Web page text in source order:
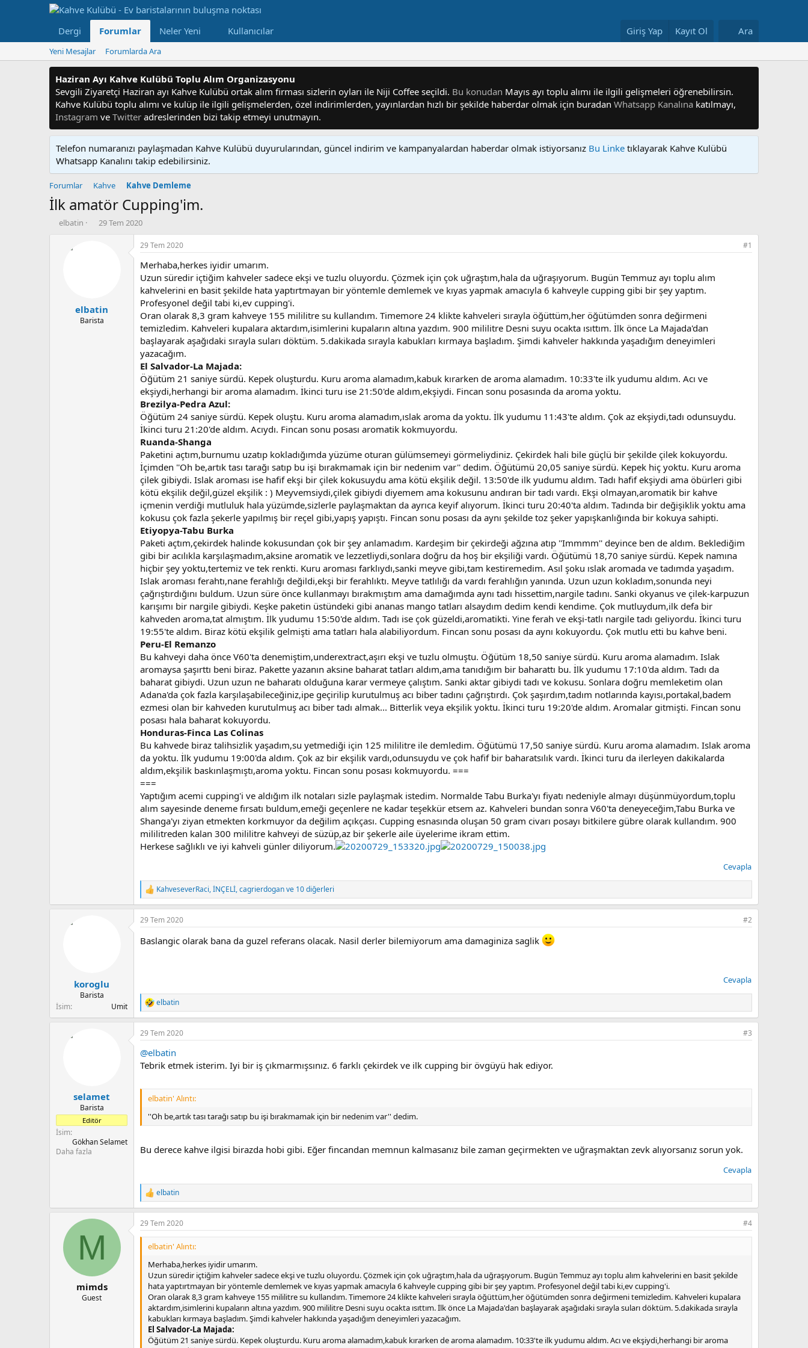
Dergi Forumlar Neler Yeni Kullanıcılar Giriş Yap Kayıt Ol Ara
Yeni Mesajlar Forumlarda Ara
Haziran Ayı Kahve Kulübü Toplu Alım Organizasyonu
Sevgili Ziyaretçi Haziran ayı Kahve Kulübü ortak alım firması sizlerin oyları ile Niji Coffee seçildi. Bu konudan Mayıs ayı toplu alımı ile ilgili gelişmeleri öğrenebilirsin.
Kahve Kulübü toplu alımı ve kulüp ile ilgili gelişmelerden, özel indirimlerden, yayınlardan hızlı bir şekilde haberdar olmak için buradan Whatsapp Kanalına katılmayı,
Instagram ve Twitter adreslerinden bizi takip etmeyi unutmayın.
Telefon numaranızı paylaşmadan Kahve Kulübü duyurularından, güncel indirim ve kampanyalardan haberdar olmak istiyorsanız Bu Linke tıklayarak Kahve Kulübü
Whatsapp Kanalını takip edebilirsiniz.
Forumlar Kahve Kahve Demleme
İlk amatör Cupping'im.
K
elbatin
B
ç
t
29 Tem 2020
elbatin
Barista
29 Tem 2020 #1
Merhaba,herkes iyidir umarım.
Uzun süredir içtiğim kahveler sadece ekşi ve tuzlu oluyordu. Çözmek için çok uğraştım,hala da uğraşıyorum. Bugün Temmuz ayı toplu alım
kahvelerini en basit şekilde hata yaptırtmayan bir yöntemle demlemek ve kıyas yapmak amacıyla 6 kahveyle cupping gibi bir şey yaptım.
Profesyonel değil tabi ki,ev cupping'i.
Oran olarak 8,3 gram kahveye 155 mililitre su kullandım. Timemore 24 klikte kahveleri sırayla öğüttüm,her öğütümden sonra değirmeni
temizledim. Kahveleri kupalara aktardım,isimlerini kupaların altına yazdım. 900 mililitre Desni suyu ocakta ısıttım. İlk önce La Majada'dan
başlayarak aşağıdaki sırayla suları döktüm. 5.dakikada sırayla kabukları kırmaya başladım. Şimdi kahveler hakkında yaşadığım deneyimleri
yazacağım.
El Salvador-La Majada:
Öğütüm 21 saniye sürdü. Kepek oluşturdu. Kuru aroma alamadım,kabuk kırarken de aroma alamadım. 10:33'te ilk yudumu aldım. Acı ve
ekşiydi,herhangi bir aroma alamadım. İkinci turu ise 21:50'de aldım,ekşiydi. Fincan sonu posasında da aroma yoktu.
Brezilya-Pedra Azul:
Öğütüm 24 saniye sürdü. Kepek oluştu. Kuru aroma alamadım,ıslak aroma da yoktu. İlk yudumu 11:43'te aldım. Çok az ekşiydi,tadı odunsuydu.
İkinci turu 21:20'de aldım. Acıydı. Fincan sonu posası aromatik kokmuyordu.
Ruanda-Shanga
Paketini açtım,burnumu uzatıp kokladığımda yüzüme oturan gülümsemeyi görmeliydiniz. Çekirdek hali bile güçlü bir şekilde çilek kokuyordu.
İçimden ''Oh be,artık tası tarağı satıp bu işi bırakmamak için bir nedenim var'' dedim. Öğütümü 20,05 saniye sürdü. Kepek hiç yoktu. Kuru aroma
çilek gibiydi. Islak aroması ise hafif ekşi bir çilek kokusuydu ama kötü ekşilik değil. 13:50'de ilk yudumu aldım. Tadı hafif ekşiydi ama öbürleri gibi
kötü ekşilik değil,güzel ekşilik : ) Meyvemsiydi,çilek gibiydi diyemem ama kokusunu andıran bir tadı vardı. Ekşi olmayan,aromatik bir kahve
içmenin verdiği mutluluk hala yüzümde,sizlerle paylaşmaktan da ayrıca keyif alıyorum. İkinci turu 20:40'ta aldım. Tadında bir değişiklik yoktu ama
kokusu çok fazla şekerle yapılmış bir reçel gibi,yapış yapıştı. Fincan sonu posası da aynı şekilde toz şeker yapışkanlığında bir kokuya sahipti.
Etiyopya-Tabu Burka
Paketi açtım,çekirdek halinde kokusundan çok bir şey anlamadım. Kardeşim bir çekirdeği ağzına atıp ''Immmm'' deyince ben de aldım. Beklediğim
gibi bir acılıkla karşılaşmadım,aksine aromatik ve lezzetliydi,sonlara doğru da hoş bir ekşiliği vardı. Öğütümü 18,70 saniye sürdü. Kepek namına
hiçbir şey yoktu,tertemiz ve tek renkti. Kuru aroması farklıydı,sanki meyve gibi,tam kestiremedim. Asıl şoku ıslak aromada ve tadımda yaşadım.
Islak aroması ferahtı,nane ferahlığı değildi,ekşi bir ferahlıktı. Meyve tatlılığı da vardı ferahlığın yanında. Uzun uzun kokladım,sonunda neyi
çağrıştırdığını buldum. Uzun süre önce kullanmayı bırakmıştım ama damağımda aynı tadı hissettim,nargile tadını. Sanki okyanus ve çilek-karpuzun
karışımı bir nargile gibiydi. Keşke paketin üstündeki gibi ananas mango tatları alsaydım dedim kendi kendime. Çok mutluydum,ilk defa bir
kahveden aroma,tat almıştım. İlk yudumu 15:50'de aldım. Tadı ise çok güzeldi,aromatikti. Yine ferah ve ekşi-tatlı nargile tadı geliyordu. İkinci turu
19:55'te aldım. Biraz kötü ekşilik gelmişti ama tatları hala alabiliyordum. Fincan sonu posası da aynı kokuyordu. Çok mutlu etti bu kahve beni.
Peru-El Remanzo
Bu kahveyi daha önce V60'ta denemiştim,underextract,aşırı ekşi ve tuzlu olmuştu. Öğütüm 18,50 saniye sürdü. Kuru aroma alamadım. Islak
aromaysa şaşırttı beni biraz. Pakette yazanın aksine baharat tatları aldım,ama tanıdığım bir baharattı bu. İlk yudumu 17:10'da aldım. Tadı da
baharat gibiydi. Uzun uzun ne baharatı olduğuna karar vermeye çalıştım. Sanki aktar gibiydi tadı ve kokusu. Sonlara doğru memleketim olan
Adana'da çok fazla karşılaşabileceğiniz,ipe geçirilip kurutulmuş acı biber tadını çağrıştırdı. Çok şaşırdım,tadım notlarında kayısı,portakal,badem
ezmesi olan bir kahveden kurutulmuş acı biber tadı almak... Bitterlik veya ekşilik yoktu. İkinci turu 19:20'de aldım. Aromalar gitmişti. Fincan sonu
posası hala baharat kokuyordu.
Honduras-Finca Las Colinas
Bu kahvede biraz talihsizlik yaşadım,su yetmediği için 125 mililitre ile demledim. Öğütümü 17,50 saniye sürdü. Kuru aroma alamadım. Islak aroma
da yoktu. İlk yudumu 19:00'da aldım. Çok az bir ekşilik vardı,odunsuydu ve çok hafif bir baharatsılık vardı. İkinci turu da ilerleyen dakikalarda
aldım,ekşilik baskınlaşmıştı,aroma yoktu. Fincan sonu posası kokmuyordu. ===
===
Yaptığım acemi cupping'i ve aldığım ilk notaları sizle paylaşmak istedim. Normalde Tabu Burka'yı fiyatı nedeniyle almayı düşünmüyordum,toplu
alım sayesinde deneme fırsatı buldum,emeği geçenlere ne kadar teşekkür etsem az. Kahveleri bundan sonra V60'ta deneyeceğim,Tabu Burka ve
Shanga'yı ziyan etmekten korkmuyor da değilim açıkçası. Cupping esnasında oluşan 50 gram civarı posayı bitkilere gübre olarak kullandım. 900
mililitreden kalan 300 mililitre kahveyi de süzüp,az bir şekerle aile üyelerime ikram ettim.
Herkese sağlıklı ve iyi kahveli günler diliyorum.
Cevapla
T
e
p
k
l
KahveseverRaci,İNÇELİ,cagrierdoganve 10 diğerleri
koroglu
Barista
İsim
Umit
29 Tem 2020 #2
Baslangic olarak bana da guzel referans olacak. Nasil derler bilemiyorum ama damaginiza saglik
Cevapla
T
e
p
k
l
e
elbatin
selamet
Barista
Editör
İsim
Gökhan Selamet
Daha fazla
29 Tem 2020 #3
@elbatin
Tebrik etmek isterim. Iyi bir iş çıkmarmışsınız. 6 farklı çekirdek ve ilk cupping bir övgüyü hak ediyor.
elbatin' Alıntı:
''Oh be,artık tası tarağı satıp bu işi bırakmamak için bir nedenim var'' dedim.
Bu derece kahve ilgisi birazda hobi gibi. Eğer fincandan memnun kalmasanız bile zaman geçirmekten ve uğraşmaktan zevk alıyorsanız sorun yok.
Cevapla
T
e
p
k
i
elbatin
M
mimds
Guest
29 Tem 2020 #4
elbatin' Alıntı:
Merhaba,herkes iyidir umarım.
Uzun süredir içtiğim kahveler sadece ekşi ve tuzlu oluyordu. Çözmek için çok uğraştım,hala da uğraşıyorum. Bugün Temmuz ayı toplu alım kahvelerini en basit şekilde
hata yaptırtmayan bir yöntemle demlemek ve kıyas yapmak amacıyla 6 kahveyle cupping gibi bir şey yaptım. Profesyonel değil tabi ki,ev cupping'i.
Oran olarak 8,3 gram kahveye 155 mililitre su kullandım. Timemore 24 klikte kahveleri sırayla öğüttüm,her öğütümden sonra değirmeni temizledim. Kahveleri kupalara
aktardım,isimlerini kupaların altına yazdım. 900 mililitre Desni suyu ocakta ısıttım. İlk önce La Majada'dan başlayarak aşağıdaki sırayla suları döktüm. 5.dakikada sırayla
kabukları kırmaya başladım. Şimdi kahveler hakkında yaşadığım deneyimleri yazacağım.
El Salvador-La Majada:
Öğütüm 21 saniye sürdü. Kepek oluşturdu. Kuru aroma alamadım,kabuk kırarken de aroma alamadım. 10:33'te ilk yudumu aldım. Acı ve ekşiydi,herhangi bir aroma